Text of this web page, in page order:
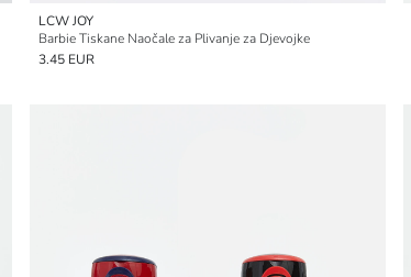
LCW JOY
Barbie Tiskane Naočale za Plivanje za Djevojke
3.45 EUR